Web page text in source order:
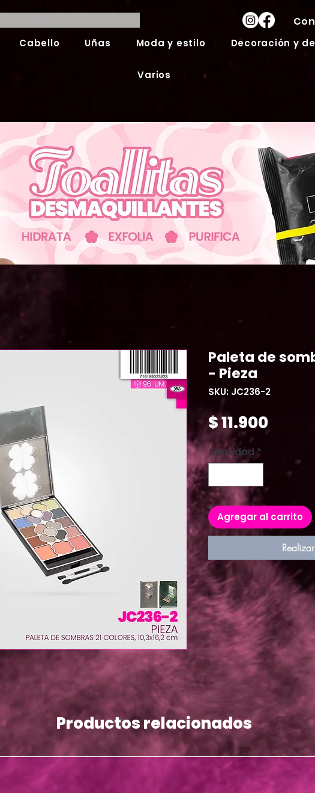
Cabello Uñas Moda y estilo Decoración y
Varios
Paleta de
- Pieza
SKU: JC236-2
$ 11.900Precio
Cantidad *
Agregar al carrito
Productos relacionados